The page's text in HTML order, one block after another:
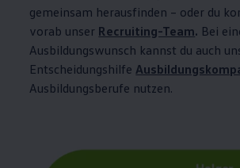
gemeinsam herausfinden – oder du
vorab unser Recruiting-Team. Bei
Ausbildungswunsch kannst du auch
Entscheidungshilfe
Ausbildungsberufe nutzen.